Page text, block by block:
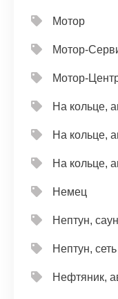
Мотор
Мотор-
Мотор-
На кольце,
На кольце,
На кольце,
Немец
Нептун,
Нептун,
Нефтяник,